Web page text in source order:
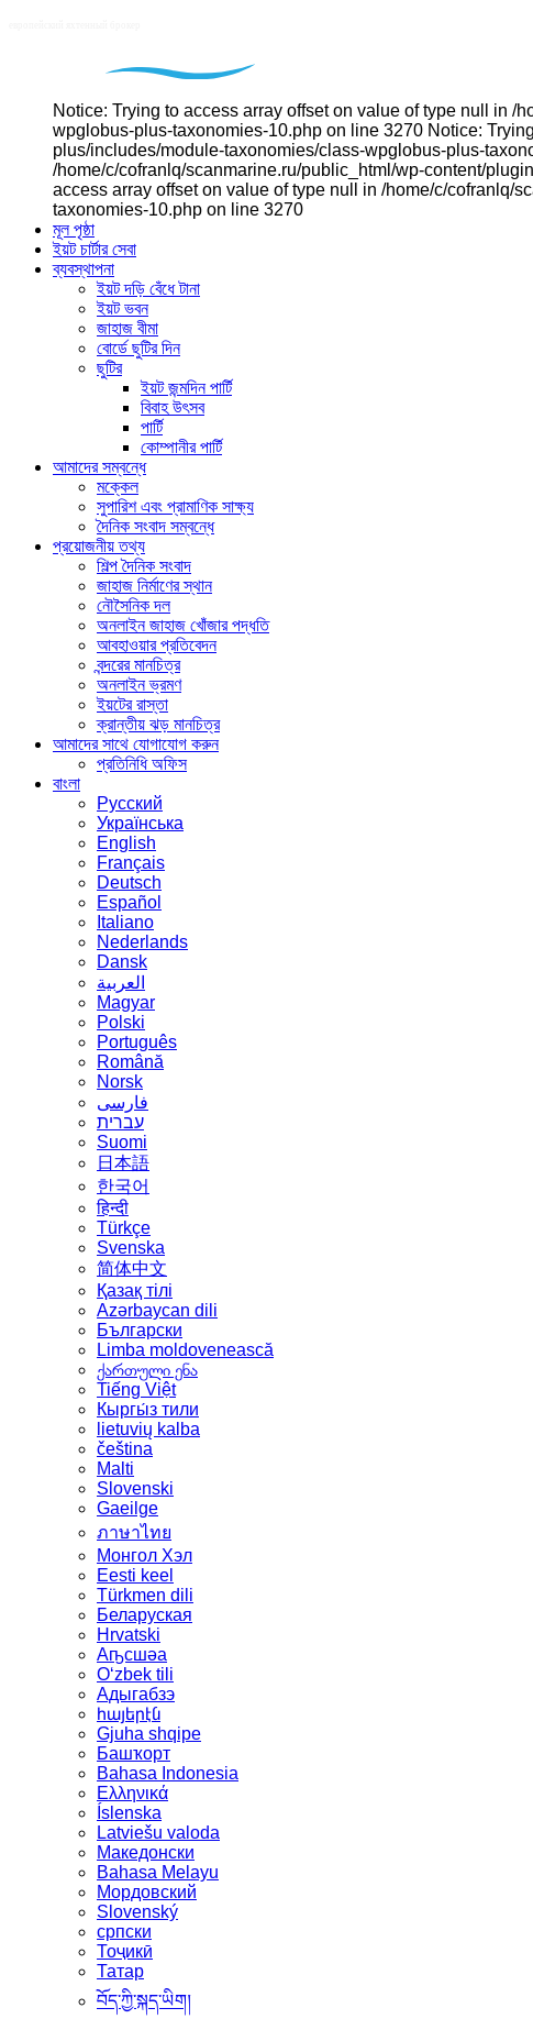
Notice: Trying to access array offset on value of type null in
wpglobus-plus-taxonomies-10.php on line 3270 Notice:
plus/includes/module-taxonomies/class-wpglobus-plus-
/home/c/cofranlq/scanmarine.ru/public_html/wp-content/
access array offset on value of type null in /home/c/
taxonomies-10.php on line 3270
মূল পৃষ্ঠা
ইয়ট চার্টার সেবা
ব্যবস্থাপনা
ইয়ট দড়ি বেঁধে টানা
ইয়ট ভবন
জাহাজ বীমা
বোর্ডে ছুটির দিন
ছুটির
ইয়ট জন্মদিন পার্টি
বিবাহ উৎসব
পার্টি
কোম্পানীর পার্টি
আমাদের সম্বন্ধে
মক্কেল
সুপারিশ এবং প্রামাণিক সাক্ষ্য
দৈনিক সংবাদ সম্বন্ধে
প্রয়োজনীয় তথ্য
শিল্প দৈনিক সংবাদ
জাহাজ নির্মাণের স্থান
নৌসৈনিক দল
অনলাইন জাহাজ খোঁজার পদ্ধতি
আবহাওয়ার প্রতিবেদন
বন্দরের মানচিত্র
অনলাইন ভ্রমণ
ইয়টের রাস্তা
ক্রান্তীয় ঝড় মানচিত্র
আমাদের সাথে যোগাযোগ করুন
প্রতিনিধি অফিস
বাংলা
Русский
Українська
English
Français
Deutsch
Español
Italiano
Nederlands
Dansk
العربية
Magyar
Polski
Português
Română
Norsk
فارسی
עברית
Suomi
日本語
한국어
हिन्दी
Türkçe
Svenska
简体中文
Қазақ тілі
Azərbaycan dili
Български
Limba moldovenească
ქართული ენა
Tiếng Việt
Кыргы́з тили
lietuvių kalba
čeština
Malti
Slovenski
Gaeilge
ภาษาไทย
Монгол Хэл
Eesti keel
Türkmen dili
Беларуская
Hrvatski
Аҧсшәа
Oʻzbek tili
Адыгабзэ
հայերէն
Gjuha shqipe
Башҡорт
Bahasa Indonesia
Ελληνικά
Íslenska
Latviešu valoda
Македонски
Bahasa Melayu
Мордовский
Slovenský
српски
Тоҷикӣ
Татар
བོད་ཀྱི་སྐད་ཡིག།